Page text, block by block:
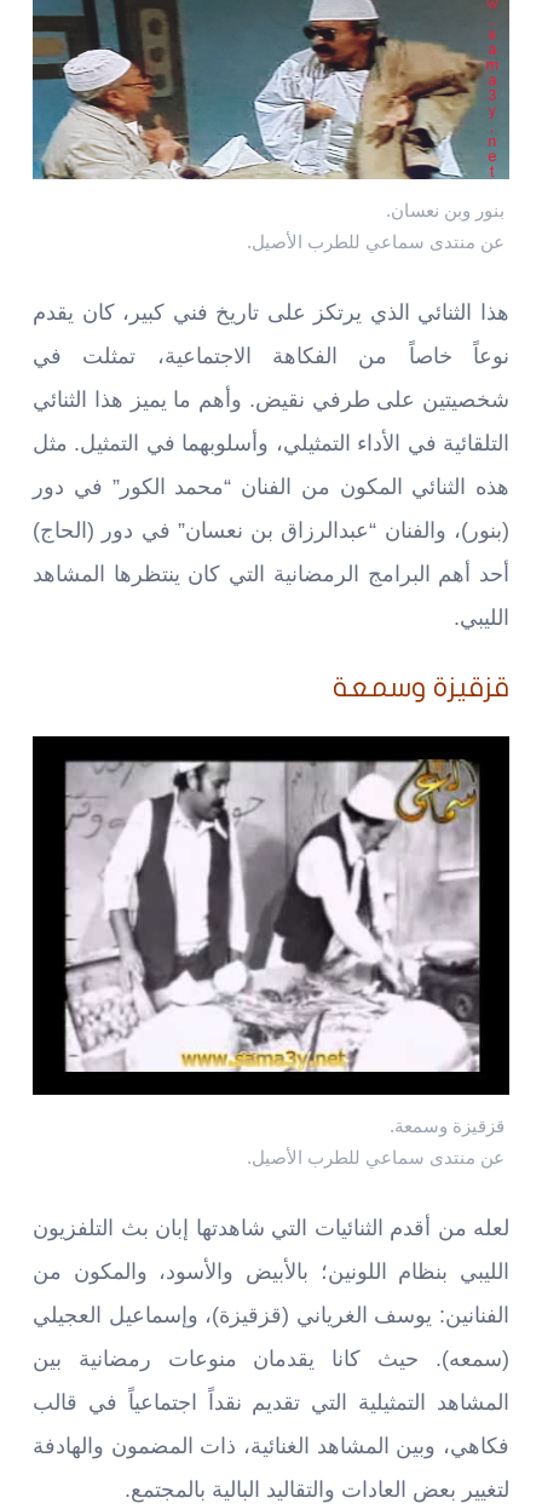
بنور وبن نعسان.
عن منتدى سماعي للطرب الأصيل.
هذا الثنائي الذي يرتكز على تاريخ فني كبير، كان يقدم
نوعاً خاصاً من الفكاهة الاجتماعية، تمثلت في
شخصيتين على طرفي نقيض. وأهم ما يميز هذا الثنائي
التلقائية في الأداء التمثيلي، وأسلوبهما في التمثيل. مثل
هذه الثنائي المكون من الفنان “محمد الكور” في دور
(بنور)، والفنان “عبدالرزاق بن نعسان” في دور (الحاج)
أحد أهم البرامج الرمضانية التي كان ينتظرها المشاهد
الليبي.
قزقيزة وسمعة
قزقيزة وسمعة.
عن منتدى سماعي للطرب الأصيل.
لعله من أقدم الثنائيات التي شاهدتها إبان بث التلفزيون
الليبي بنظام اللونين؛ بالأبيض والأسود، والمكون من
الفنانين: يوسف الغرياني (قزقيزة)، وإسماعيل العجيلي
(سمعه). حيث كانا يقدمان منوعات رمضانية بين
المشاهد التمثيلية التي تقديم نقداً اجتماعياً في قالب
فكاهي، وبين المشاهد الغنائية، ذات المضمون والهادفة
لتغيير بعض العادات والتقاليد البالية بالمجتمع.